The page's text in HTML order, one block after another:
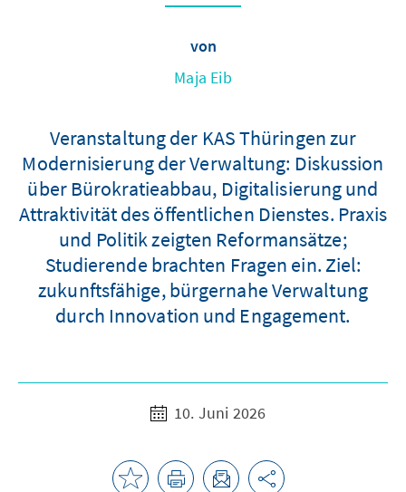
von
Maja Eib
Veranstaltung der KAS Thüringen zur
Modernisierung der Verwaltung: Diskussion
über Bürokratieabbau, Digitalisierung und
Attraktivität des öffentlichen Dienstes. Praxis
und Politik zeigten Reformansätze;
Studierende brachten Fragen ein. Ziel:
zukunftsfähige, bürgernahe Verwaltung
durch Innovation und Engagement.
10. Juni 2026